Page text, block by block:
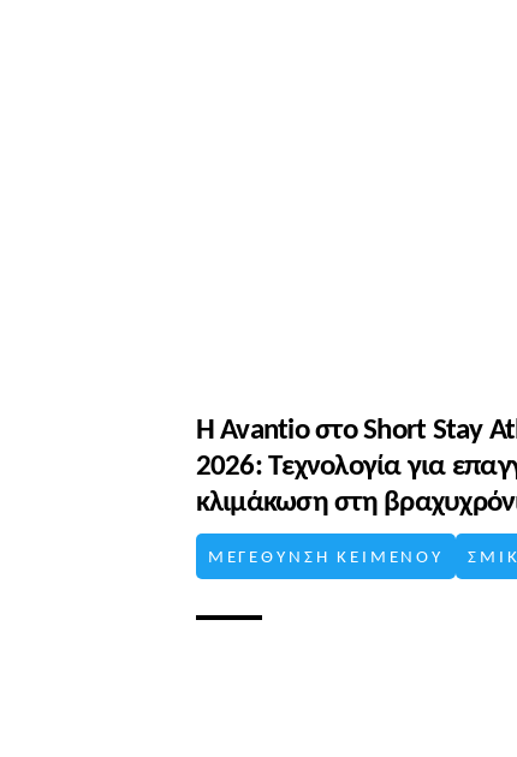
Η Avantio στο Short Stay
2026: Τεχνολογία για
κλιμάκωση στη
ΜΕΓΕΘΥΝΣΗ ΚΕΙΜΕΝΟΥ